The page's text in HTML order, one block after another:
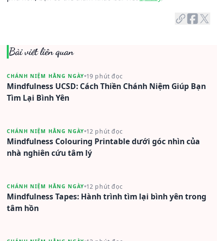
Bài viết liên quan
CHÁNH NIỆM HẰNG NGÀY 19 phút đọc
Mindfulness UCSD: Cách Thiền Chánh Niệm Giúp Bạn
Tìm Lại Bình Yên
CHÁNH NIỆM HẰNG NGÀY 12 phút đọc
Mindfulness Colouring Printable dưới góc nhìn của
nhà nghiên cứu tâm lý
CHÁNH NIỆM HẰNG NGÀY 12 phút đọc
Mindfulness Tapes: Hành trình tìm lại bình yên trong
tâm hồn